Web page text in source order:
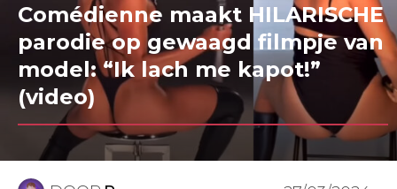
Comédienne maakt HILARISCHE
parodie op gewaagd filmpje van
model: “Ik lach me kapot!”
(video)